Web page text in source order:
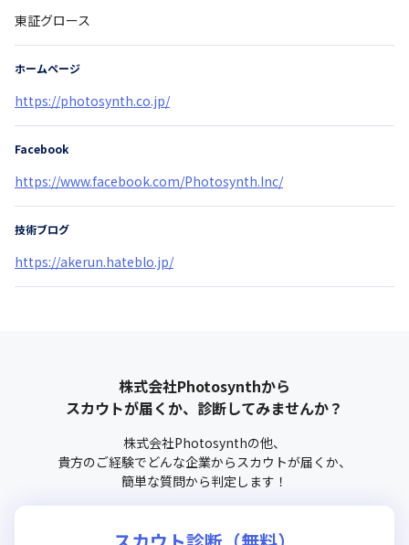
東証グロース
ホームページ
https://photosynth.co.jp/
Facebook
https://www.facebook.com/Photosynth.Inc/
技術ブログ
https://akerun.hateblo.jp/
株式会社Photosynthから
スカウトが届くか、診断してみませんか？
株式会社Photosynthの他、
貴方のご経験でどんな企業からスカウトが届くか、
簡単な質問から判定します！